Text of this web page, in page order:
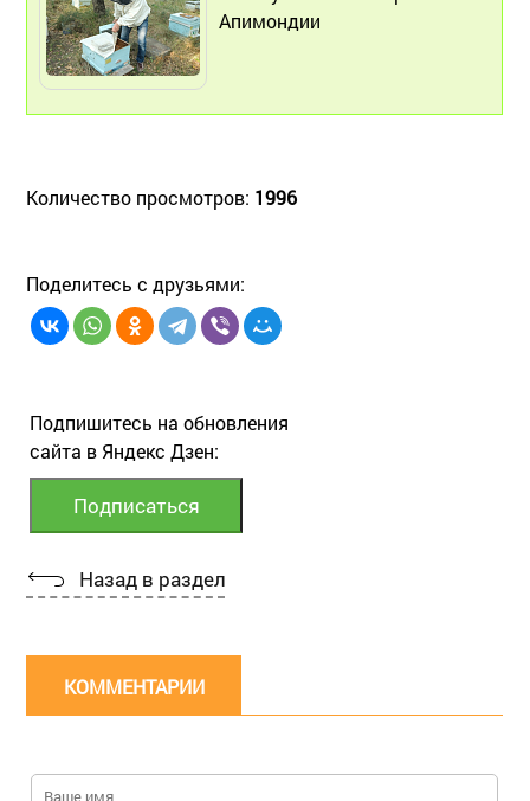
Апимондии
Количество просмотров: 1996
Поделитесь с друзьями:
Подпишитесь на обновления
сайта в Яндекс Дзен:
Назад в раздел
КОММЕНТАРИИ